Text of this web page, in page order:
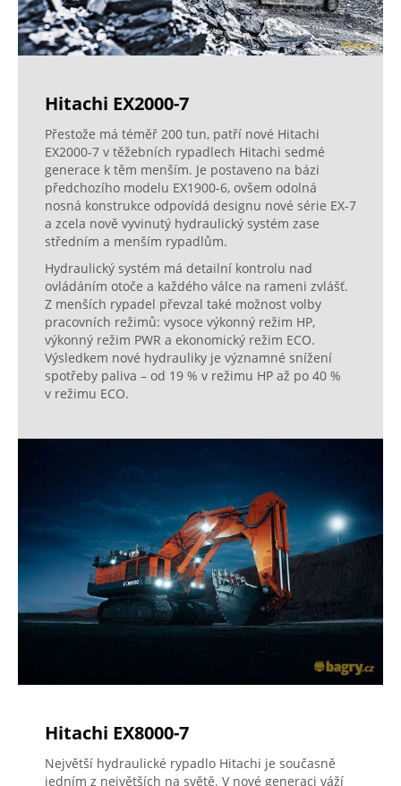
Hitachi EX2000-7
Přestože má téměř 200 tun, patří nové Hitachi
EX2000-7 v těžebních rypadlech Hitachi sedmé
generace k těm menším. Je postaveno na bázi
předchozího modelu EX1900-6, ovšem odolná
nosná konstrukce odpovídá designu nové série EX-7
a zcela nově vyvinutý hydraulický systém zase
středním a menším rypadlům.
Hydraulický systém má detailní kontrolu nad
ovládáním otoče a každého válce na rameni zvlášť.
Z menších rypadel převzal také možnost volby
pracovních režimů: vysoce výkonný režim HP,
výkonný režim PWR a ekonomický režim ECO.
Výsledkem nové hydrauliky je významné snížení
spotřeby paliva – od 19 % v režimu HP až po 40 %
v režimu ECO.
Hitachi EX8000-7
Největší hydraulické rypadlo Hitachi je současně
jedním z největších na světě. V nové generaci váží